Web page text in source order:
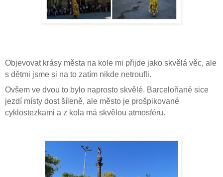
Objevovat krásy města na kole mi přijde jako skvělá věc, ale
s dětmi jsme si na to zatím nikde netroufli.
Ovšem ve dvou to bylo naprosto skvělé. Barceloňané sice
jezdí místy dost šíleně, ale město je prošpikované
cyklostezkami a z kola má skvělou atmosféru.